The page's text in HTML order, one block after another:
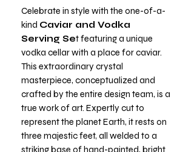
Celebrate in style with the one-of-a-
kind Caviar and Vodka
Serving Set featuring a unique
vodka cellar with a place for caviar.
This extraordinary crystal
masterpiece, conceptualized and
crafted by the entire design team, is a
true work of art. Expertly cut to
represent the planet Earth, it rests on
three majestic feet, all welded to a
striking base of hand-painted, bright